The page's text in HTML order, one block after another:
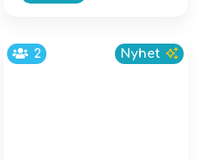
2 Nyhet